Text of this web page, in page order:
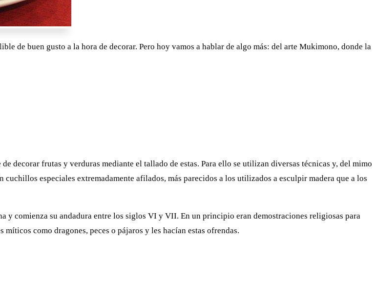
de buen gusto a la hora de decorar. Pero hoy vamos a hablar de algo más: del arte Mukimono, donde la
decorar frutas y verduras mediante el tallado de estas. Para ello se utilizan diversas técnicas y, del mimo
cuchillos especiales extremadamente afilados, más parecidos a los utilizados a esculpir madera que a los
y comienza su andadura entre los siglos VI y VII. En un principio eran demostraciones religiosas para
como dragones, peces o pájaros y les hacían estas ofrendas.